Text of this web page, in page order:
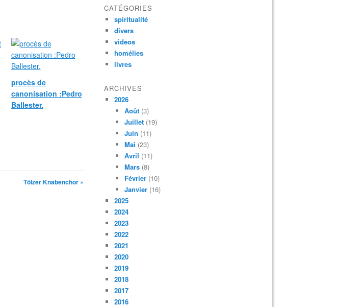
procès de
canonisation :Pedro
Ballester.
Tölzer Knabenchor »
CATÉGORIES
spiritualité
divers
videos
homélies
livres
ARCHIVES
2026
Août (3)
Juillet (19)
Juin (11)
Mai (23)
Avril (11)
Mars (8)
Février (10)
Janvier (16)
2025
2024
2023
2022
2021
2020
2019
2018
2017
2016